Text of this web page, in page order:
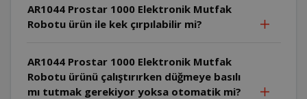
AR1044 Prostar 1000 Elektronik Mutfak
Robotu ürün ile kek çırpılabilir mi?
AR1044 Prostar 1000 Elektronik Mutfak
Robotu ürünü çalıştırırken düğmeye basılı
mı tutmak gerekiyor yoksa otomatik mi?